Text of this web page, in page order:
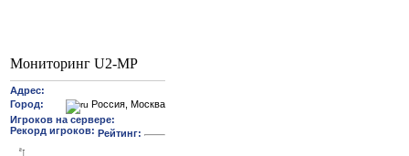
Мониторинг U2-MP